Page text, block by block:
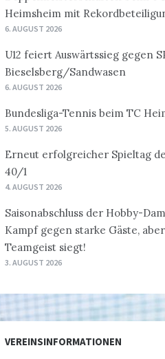
Heimsheim mit
6. AUGUST 2026
U12 feiert Auswärtssieg gegen
Bieselsberg/Sandwasen
6. AUGUST 2026
Bundesliga-Tennis beim TC
5. AUGUST 2026
Erneut erfolgreicher Spieltag
40/1
4. AUGUST 2026
Saisonabschluss der Hobby-
Kampf gegen starke Gäste,
Teamgeist siegt!
3. AUGUST 2026
VEREINSINFORMATIONEN